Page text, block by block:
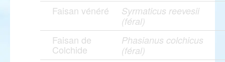
Faisan vénéré
Syrmaticus reevesii
(féral)
Faisan de
Colchide
Phasianus colchicus
(féral)